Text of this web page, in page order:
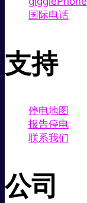
国际电话
支持
停电地图
报告停电
联系我们
公司